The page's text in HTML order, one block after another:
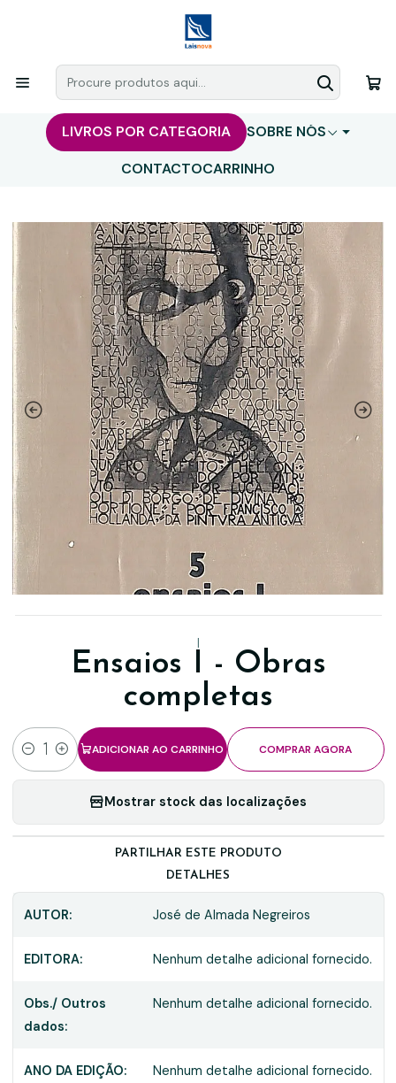
LIVROS POR CATEGORIA
SOBRE NÓS
CONTACTOCARRINHO
|
Ensaios I - Obras
completas
Quantidade
ADICIONAR AO CARRINHO COMPRAR AGORA
Mostrar stock das localizações
PARTILHAR ESTE PRODUTO
DETALHES
AUTOR: José de Almada Negreiros
EDITORA: Nenhum detalhe adicional fornecido.
Obs./ Outros
dados:
Nenhum detalhe adicional fornecido.
ANO DA EDIÇÃO: Nenhum detalhe adicional fornecido.